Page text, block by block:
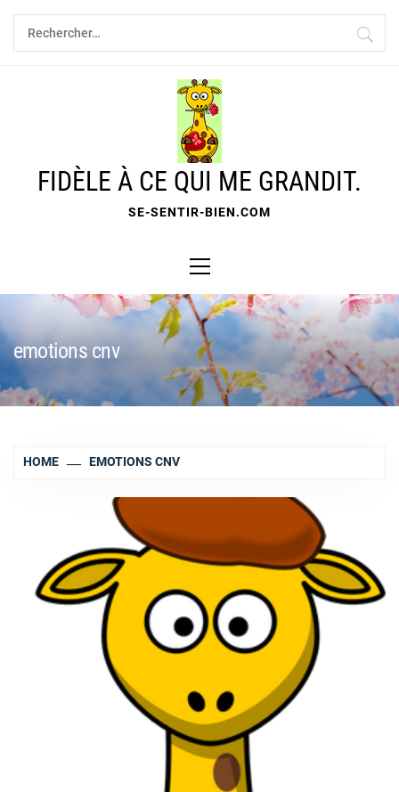
Skip
content
Rechercher :
FIDÈLE À CE QUI ME GRANDIT.
SE-SENTIR-BIEN.COM
Menu
emotions cnv
HOME EMOTIONS CNV